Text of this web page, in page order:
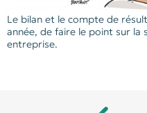
Le bilan et le compte de
année, de faire le point sur la
entreprise.